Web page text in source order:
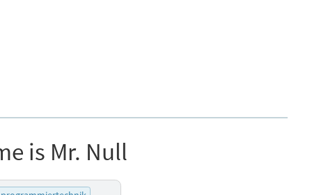
is Mr. Null